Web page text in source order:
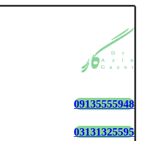
09135555948
03131325595